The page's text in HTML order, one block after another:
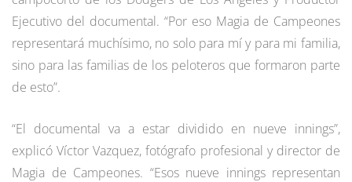
Ejecutivo del documental. “Por eso Magia de Campeones
representará muchísimo, no solo para mí y para mi familia,
sino para las familias de los peloteros que formaron parte
de esto”.
“El documental va a estar dividido en nueve innings”,
explicó Víctor Vazquez, fotógrafo profesional y director de
Magia de Campeones. “Esos nueve innings representan